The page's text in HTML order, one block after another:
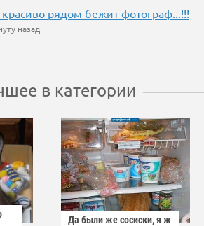
красиво рядом бежит фотограф...!!!
назад
в категории
Да были же сосиски, я ж